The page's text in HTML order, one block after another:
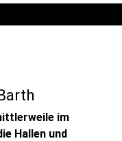
im
Hallen und